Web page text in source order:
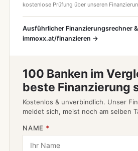
kostenlose Prüfung über unseren
Ausführlicher Finanzierungsrechner
immoxx.at/finanzieren →
100 Banken im
beste Finanzierung
Kostenlos & unverbindlich. Unser
meldet sich, meist noch am selben
NAME *